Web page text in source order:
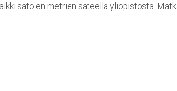
satojen metrien säteellä yliopistosta.